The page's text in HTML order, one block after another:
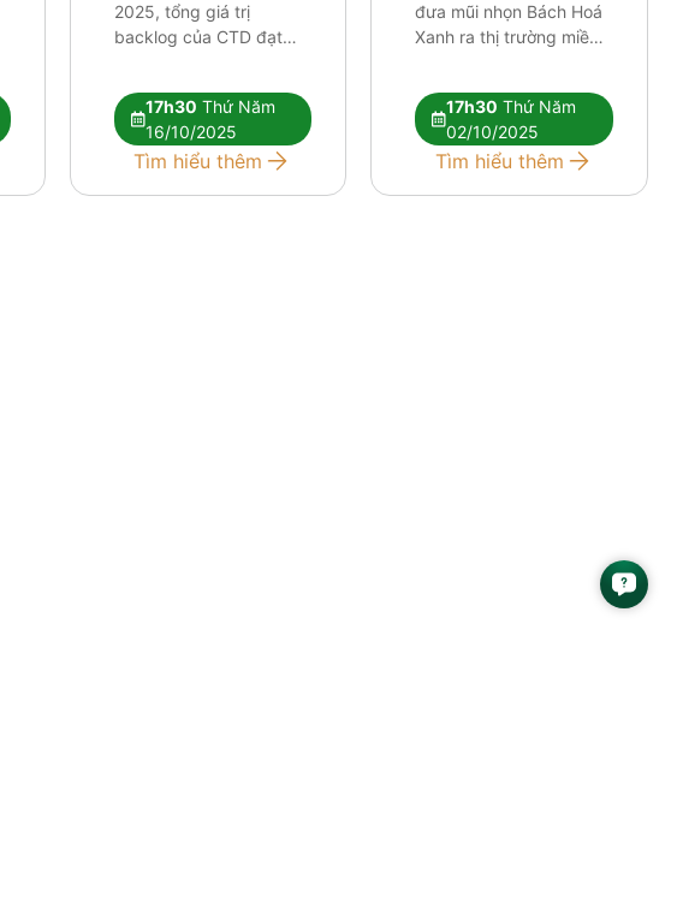
2025, tổng giá trị
backlog của CTD đạt
cố dư địa tăng trưởng
của doanh nghiệp này
trong các năm tới. – Nhu
17h30 Thứ Năm
16/10/2025
Tìm hiểu thêm
đưa mũi nhọn Bách Hoá
Xanh ra thị trường miền
kết quả tương đối tích
cực trong khi thị trường
miền Nam tiếp tục tối
17h30 Thứ Năm
02/10/2025
Tìm hiểu thêm